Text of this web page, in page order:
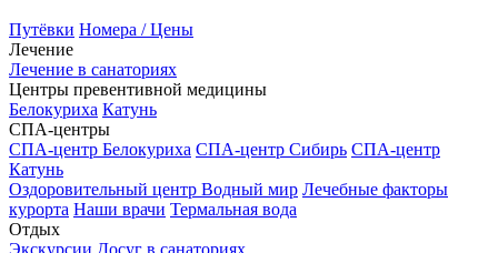
Путёвки Номера / Цены
Лечение
Лечение в санаториях
Центры превентивной медицины
Белокуриха Катунь
СПА-центры
СПА-центр Белокуриха СПА-центр Сибирь СПА-центр
Катунь
Оздоровительный центр Водный мир Лечебные факторы
курорта Наши врачи Термальная вода
Отдых
Экскурсии Досуг в санаториях